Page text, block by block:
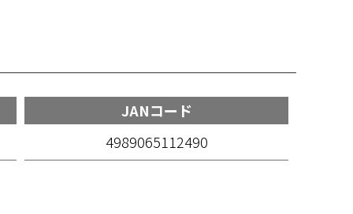
JANコード
4989065112490